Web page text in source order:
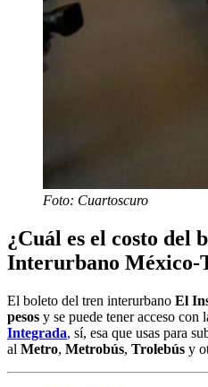
Foto: Cuartoscuro
¿Cuál es el costo del
Interurbano México-
El boleto del tren interurbano El
pesos y se puede tener acceso con
Integrada, sí, esa que usas para
al Metro, Metrobús, Trolebús y